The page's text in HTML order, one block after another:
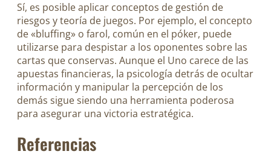
Sí, es posible aplicar conceptos de gestión de
riesgos y teoría de juegos. Por ejemplo, el concepto
de «bluffing» o farol, común en el póker, puede
utilizarse para despistar a los oponentes sobre las
cartas que conservas. Aunque el Uno carece de las
apuestas financieras, la psicología detrás de ocultar
información y manipular la percepción de los
demás sigue siendo una herramienta poderosa
para asegurar una victoria estratégica.
Referencias